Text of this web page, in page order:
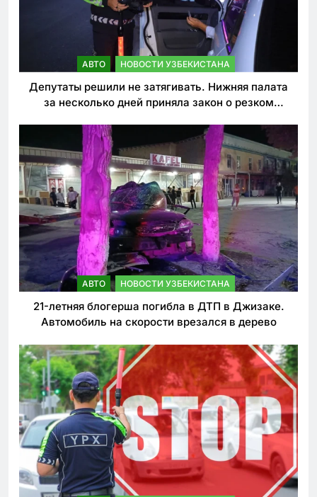
АВТО НОВОСТИ УЗБЕКИСТАНА
Депутаты решили не затягивать. Нижняя палата
за несколько дней приняла закон о резком
АВТО НОВОСТИ УЗБЕКИСТАНА
21-летняя блогерша погибла в ДТП в Джизаке.
Автомобиль на скорости врезался в дерево